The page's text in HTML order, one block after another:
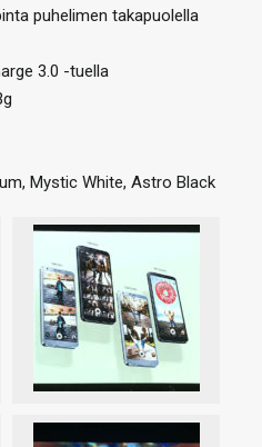
puhelimen takapuolella
3.0 -tuella
Mystic White, Astro Black